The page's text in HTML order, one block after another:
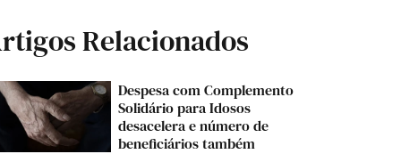
Relacionados
Despesa com Complemento
Solidário para Idosos
desacelera e número de
beneficiários também